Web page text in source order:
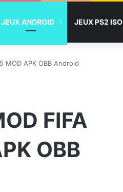
JEUX ANDROID JEUX PS2 ISO
MOD APK OBB Android
FIFA
OBB